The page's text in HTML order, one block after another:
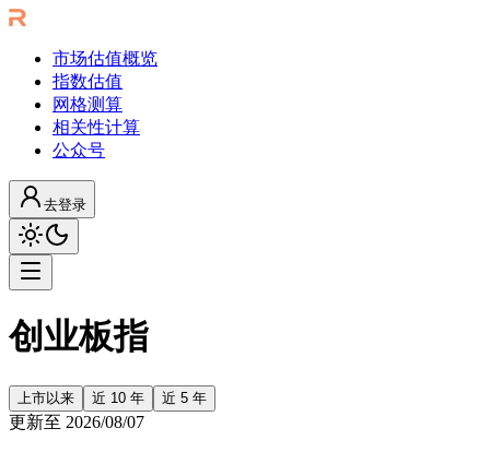
市场估值概览
指数估值
网格测算
相关性计算
公众号
去登录
创业板指
上市以来 近 10 年 近 5 年
更新至 2026/08/07